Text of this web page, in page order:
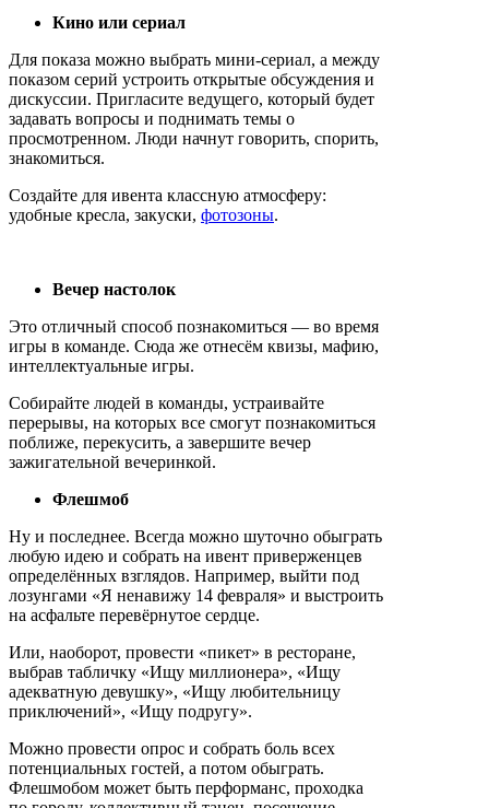
Кино или сериал
Для показа можно выбрать мини-сериал, а между
показом серий устроить открытые обсуждения и
дискуссии. Пригласите ведущего, который будет
задавать вопросы и поднимать темы о
просмотренном. Люди начнут говорить, спорить,
знакомиться.
Создайте для ивента классную атмосферу:
удобные кресла, закуски, фотозоны.
Вечер настолок
Это отличный способ познакомиться — во время
игры в команде. Сюда же отнесём квизы, мафию,
интеллектуальные игры.
Собирайте людей в команды, устраивайте
перерывы, на которых все смогут познакомиться
поближе, перекусить, а завершите вечер
зажигательной вечеринкой.
Флешмоб
Ну и последнее. Всегда можно шуточно обыграть
любую идею и собрать на ивент приверженцев
определённых взглядов. Например, выйти под
лозунгами «Я ненавижу 14 февраля» и выстроить
на асфальте перевёрнутое сердце.
Или, наоборот, провести «пикет» в ресторане,
выбрав табличку «Ищу миллионера», «Ищу
адекватную девушку», «Ищу любительницу
приключений», «Ищу подругу».
Можно провести опрос и собрать боль всех
потенциальных гостей, а потом обыграть.
Флешмобом может быть перформанс, проходка